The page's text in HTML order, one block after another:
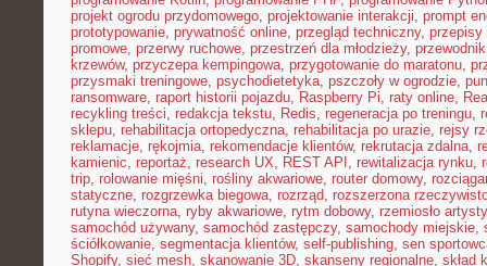
projekt ogrodu przydomowego, projektowanie interakcji, prompt
prototypowanie, prywatność online, przegląd techniczny, przepisy
promowe, przerwy ruchowe, przestrzeń dla młodzieży,
krzewów, przyczepa kempingowa, przygotowanie do maratonu,
przysmaki treningowe, psychodietetyka, pszczoły w ogrodzie,
ransomware, raport historii pojazdu, Raspberry Pi, raty online,
recykling treści, redakcja tekstu, Redis, regeneracja po treningu,
sklepu, rehabilitacja ortopedyczna, rehabilitacja po urazie, rejsy
reklamacje, rękojmia, rekomendacje klientów, rekrutacja zdalna,
kamienic, reportaż, research UX, REST API , rewitalizacja rynku,
trip, rolowanie mięśni, rośliny akwariowe, router domowy,
statyczne, rozgrzewka biegowa, rozrząd, rozszerzona
rutyna wieczorna, ryby akwariowe, rytm dobowy, rzemiosło
samochód używany, samochód zastępczy, samochody miejskie,
ściółkowanie, segmentacja klientów, self-publishing, sen
Shopify, sieć mesh, skanowanie 3D, skanseny regionalne, skład